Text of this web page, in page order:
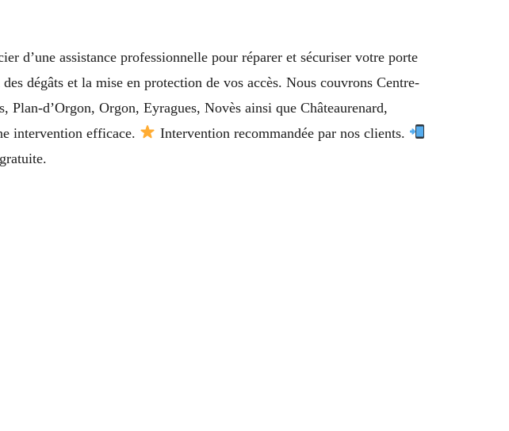
d’une assistance professionnelle pour réparer et sécuriser votre porte
dégâts et la mise en protection de vos accès. Nous couvrons Centre-
d’Orgon, Orgon, Eyragues, Novès ainsi que Châteaurenard,
intervention efficace.
Intervention recommandée par nos clients.